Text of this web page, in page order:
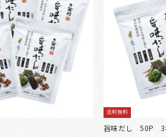
送料無料
旨味だし 50P 3